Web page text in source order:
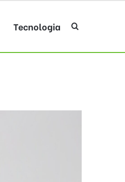
Tecnologia Procurar por